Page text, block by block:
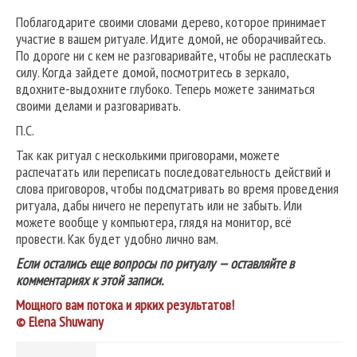
Поблагодарите своими словами дерево, которое принимает
участие в вашем ритуале. Идите домой, не оборачивайтесь.
По дороге ни с кем не разговаривайте, чтобы не расплескать
силу. Когда зайдете домой, посмотритесь в зеркало,
вдохните-выдохните глубоко. Теперь можете заниматься
своими делами и разговаривать.
П.С.
Так как ритуал с несколькими приговорами, можете
распечатать или переписать последовательность действий и
слова приговоров, чтобы подсматривать во время проведения
ритуала, дабы ничего не перепутать или не забыть. Или
можете вообще у компьютера, глядя на монитор, всё
провести. Как будет удобно лично вам.
Если остались еще вопросы по ритуалу — оставляйте в
комментариях к этой записи.
Мощного вам потока и ярких результатов!
© Elena Shuwany